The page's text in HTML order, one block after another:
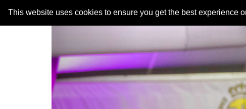
This website uses cookies to ensure you get the best experience
Previous